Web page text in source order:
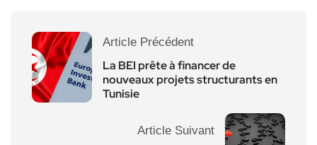
Article Précédent
La BEI prête à financer de
nouveaux projets structurants en
Tunisie
Article Suivant